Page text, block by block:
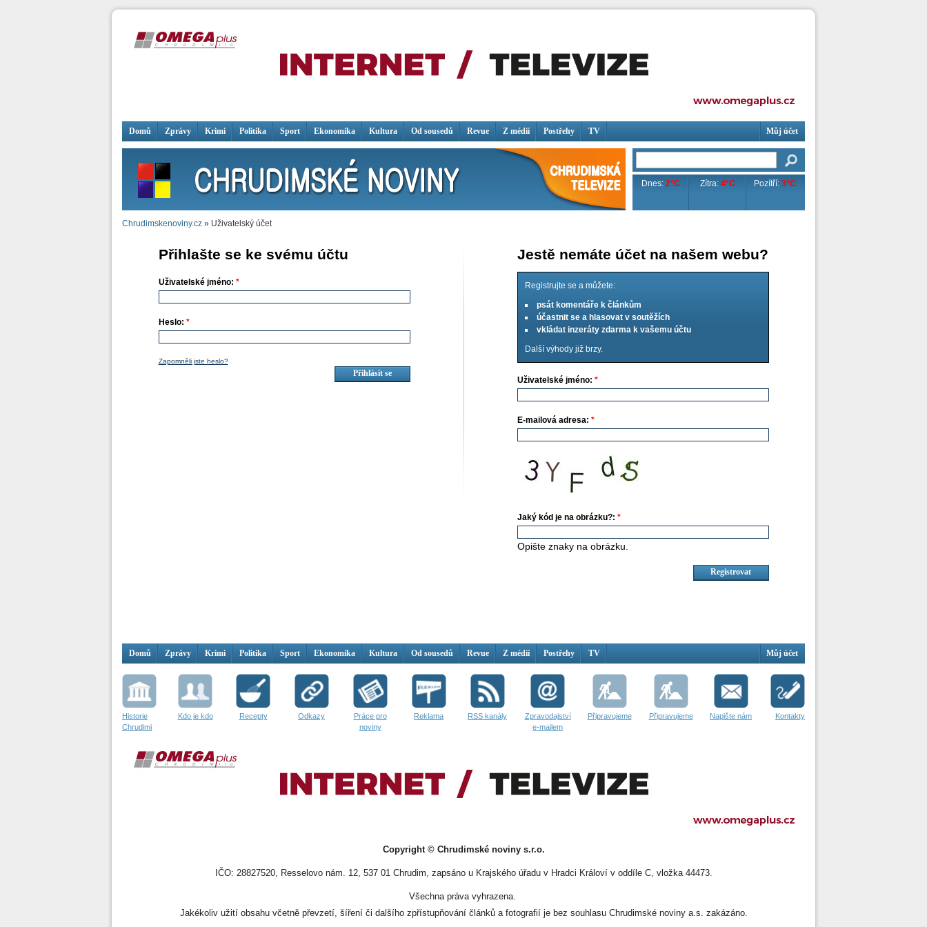
Domů Zprávy Krimi Politika Sport Ekonomika Kultura Od sousedů Revue Z médií Postřehy TV Můj účet
Dnes:2°C Zítra:4°C Pozítří: 3°C
Chrudimskenoviny.cz » Uživatelský účet
Přihlašte se ke svému účtu
Uživatelské jméno: *
Heslo: *
Zapomněli jste heslo?
Jestě nemáte účet na našem webu?
Registrujte se a můžete:
psát komentáře k článkům
účastnit se a hlasovat v soutěžích
vkládat inzeráty zdarma k vašemu účtu
Další výhody již brzy.
Uživatelské jméno: *
E-mailová adresa: *
Jaký kód je na obrázku?: *
Opište znaky na obrázku.
Domů Zprávy Krimi Politika Sport Ekonomika Kultura Od sousedů Revue Z médií Postřehy TV Můj účet
Historie
Chrudimi
Kdo je kdo Recepty Odkazy
Práce pro
noviny
Reklama RSS kanály
Zpravodajství
e-mailem
Připravujeme Připravujeme Napište nám Kontakty
Copyright © Chrudimské noviny s.r.o.
IČO: 28827520, Resselovo nám. 12, 537 01 Chrudim, zapsáno u Krajského úřadu v Hradci Královí v oddíle C, vložka 44473.
Všechna práva vyhrazena.
Jakékoliv užití obsahu včetně převzetí, šíření či dalšího zpřístupňování článků a fotografií je bez souhlasu Chrudimské noviny a.s. zakázáno.